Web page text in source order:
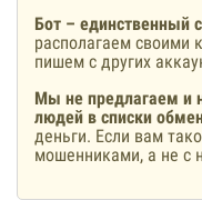
Бот – единственный
располагаем своими
пишем с других
Мы не предлагаем и
людей в списки
деньги. Если вам
мошенниками, а не с